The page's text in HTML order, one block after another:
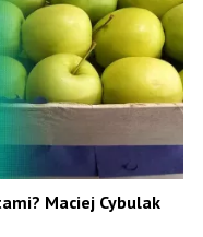
Maciej Cybulak